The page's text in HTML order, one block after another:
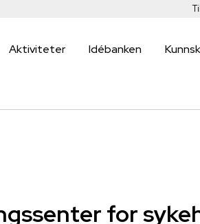
Aktiviteter Idébanken
for